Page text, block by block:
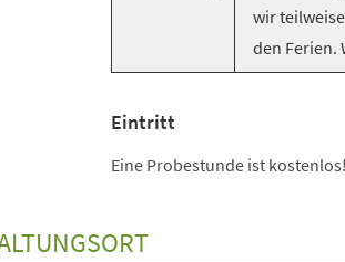
wir
den Ferien.
Eintritt
Eine Probestunde ist kostenlos!